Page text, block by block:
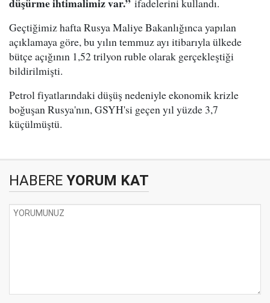
ifadelerini kullandı.
Geçtiğimiz hafta Rusya Maliye Bakanlığınca yapılan
açıklamaya göre, bu yılın temmuz ayı itibarıyla ülkede
bütçe açığının 1,52 trilyon ruble olarak gerçekleştiği
bildirilmişti.
Petrol fiyatlarındaki düşüş nedeniyle ekonomik krizle
boğuşan Rusya'nın, GSYH'si geçen yıl yüzde 3,7
küçülmüştü.
HABERE YORUM KAT